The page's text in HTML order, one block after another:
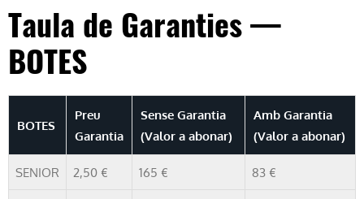
Taula de Garanties —
BOTES
BOTES
Preu
Garantia
Sense Garantia
(Valor a abonar)
Amb Garantia
(Valor a abonar)
SENIOR 2,50 € 165 € 83 €